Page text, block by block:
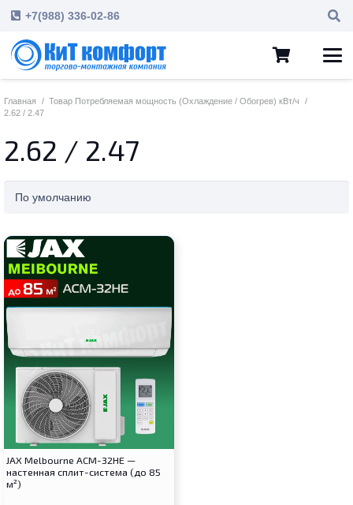
+7(988) 336-02-86
Главная / Товар Потребляемая мощность (Охлаждение / Обогрев) кВт/ч
/
2.62 / 2.47
2.62 / 2.47
JAX Melbourne ACM-32HE —
настенная сплит-система (до 85
м²)